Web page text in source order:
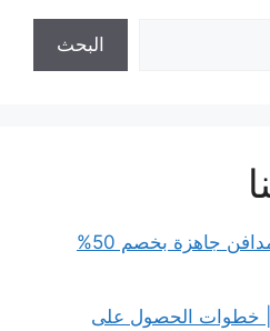
البحث
جاهزة بخصم 50%
| خطوات الحصول على